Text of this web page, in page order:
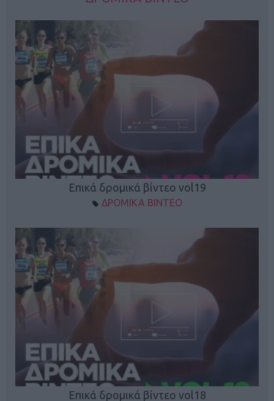
Επικά δρομικά βίντεο vol19
ΔΡΟΜΙΚΑ ΒΙΝΤΕΟ
Επικά δρομικά βίντεο vol18